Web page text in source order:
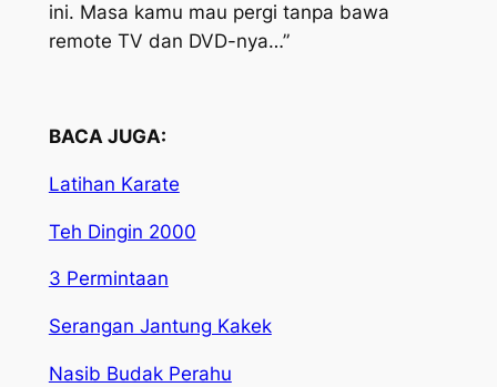
ini. Masa kamu mau pergi tanpa bawa
remote TV dan DVD-nya…”
BACA JUGA:
Latihan Karate
Teh Dingin 2000
3 Permintaan
Serangan Jantung Kakek
Nasib Budak Perahu